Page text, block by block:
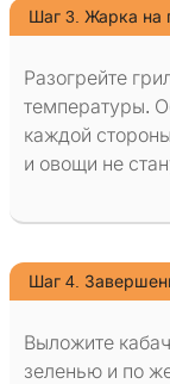
Шаг 3. Жарка на
Разогрейте
температуры.
каждой
и овощи не
Шаг 4.
Выложите
зеленью и по